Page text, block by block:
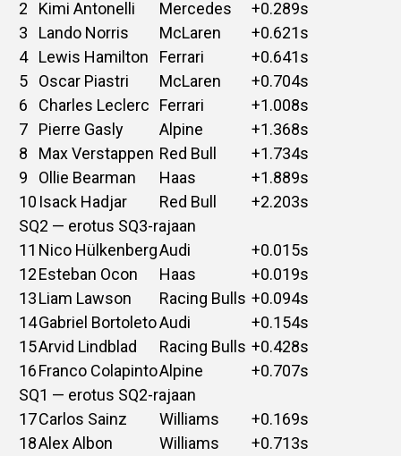
2
Kimi Antonelli Mercedes
+0.289s
3
Lando Norris McLaren
+0.621s
4
Lewis Hamilton Ferrari
+0.641s
5
Oscar Piastri McLaren
+0.704s
6
Charles Leclerc Ferrari
+1.008s
7
Pierre Gasly Alpine
+1.368s
8
Max Verstappen Red Bull
+1.734s
9
Ollie Bearman Haas
+1.889s
10 Isack Hadjar Red Bull
+2.203s
SQ2 — erotus SQ3-rajaan
11 Nico HülkenbergAudi
+0.015s
12Esteban Ocon Haas
+0.019s
13Liam Lawson Racing Bulls +0.094s
14Gabriel BortoletoAudi
+0.154s
15Arvid Lindblad Racing Bulls +0.428s
16Franco ColapintoAlpine
+0.707s
SQ1 — erotus SQ2-rajaan
17Carlos Sainz Williams
+0.169s
18Alex Albon Williams +0.713s